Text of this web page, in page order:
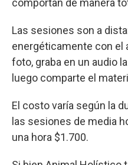
Las sesiones son a
energéticamente con el
foto, graba en un audio
luego comparte el
El costo varía según la
las sesiones de media
una hora $1.700.